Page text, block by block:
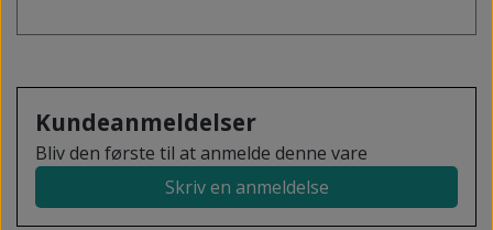
Kundeanmeldelser
Bliv den første til at anmelde denne vare
Skriv en anmeldelse